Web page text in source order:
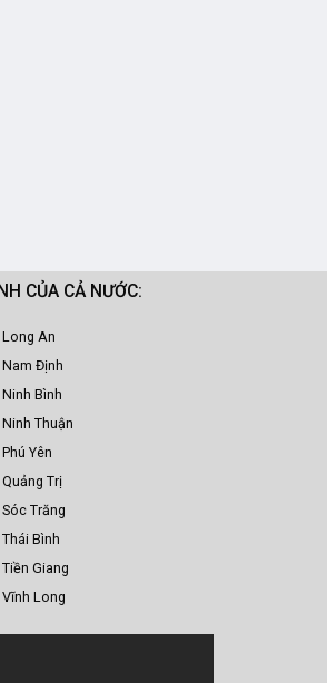
CỦA CẢ NƯỚC:
Long An
Nam Định
Ninh Bình
Ninh Thuận
Phú Yên
Quảng Trị
Sóc Trăng
Thái Bình
Tiền Giang
Vĩnh Long